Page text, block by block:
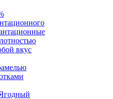
вкус